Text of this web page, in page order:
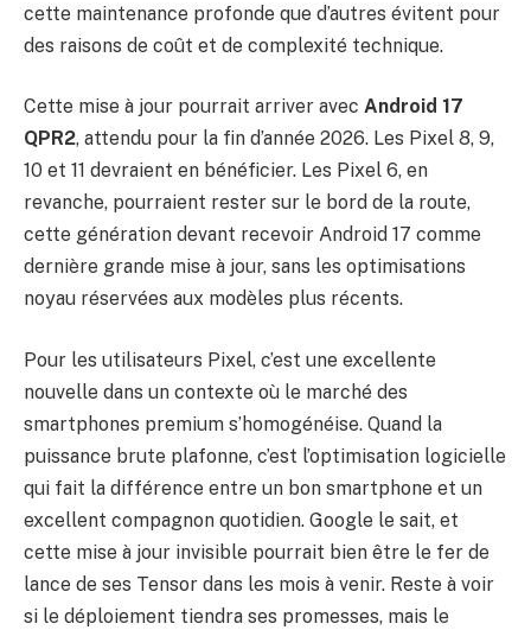
cette maintenance profonde que d’autres évitent pour
des raisons de coût et de complexité technique.
Cette mise à jour pourrait arriver avec Android 17
QPR2, attendu pour la fin d’année 2026. Les Pixel 8, 9,
10 et 11 devraient en bénéficier. Les Pixel 6, en
revanche, pourraient rester sur le bord de la route,
cette génération devant recevoir Android 17 comme
dernière grande mise à jour, sans les optimisations
noyau réservées aux modèles plus récents.
Pour les utilisateurs Pixel, c’est une excellente
nouvelle dans un contexte où le marché des
smartphones premium s’homogénéise. Quand la
puissance brute plafonne, c’est l’optimisation logicielle
qui fait la différence entre un bon smartphone et un
excellent compagnon quotidien. Google le sait, et
cette mise à jour invisible pourrait bien être le fer de
lance de ses Tensor dans les mois à venir. Reste à voir
si le déploiement tiendra ses promesses, mais le